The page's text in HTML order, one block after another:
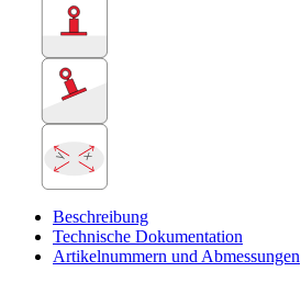
y x
Beschreibung
Technische Dokumentation
Artikelnummern und Abmessungen